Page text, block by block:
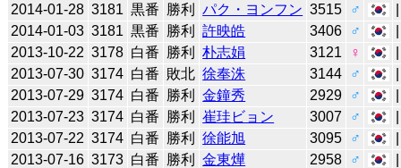
2014-01-28 3181 黒番 勝利 パク・ヨンフン 3515 ♂
2014-01-03 3181 黒番 勝利 許映皓 3406 ♂
2013-10-22 3178 白番 勝利 朴志娟 3121 ♀
2013-07-30 3174 白番 敗北 徐奉洙 3144 ♂
2013-07-29 3174 白番 勝利 金鐘秀 2929 ♂
2013-07-23 3174 白番 勝利 崔珪ビョン 3007 ♂
2013-07-22 3174 白番 勝利 徐能旭 3095 ♂
2013-07-16 3173 白番 勝利 金東燁 2958 ♂